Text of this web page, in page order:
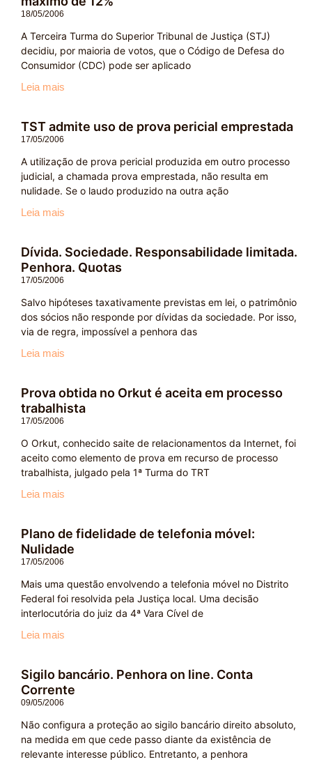
18/05/2006
A Terceira Turma do Superior Tribunal de Justiça (STJ)
decidiu, por maioria de votos, que o Código de Defesa do
Consumidor (CDC) pode ser aplicado
Leia mais
TST admite uso de prova pericial emprestada
17/05/2006
A utilização de prova pericial produzida em outro processo
judicial, a chamada prova emprestada, não resulta em
nulidade. Se o laudo produzido na outra ação
Leia mais
Dívida. Sociedade. Responsabilidade limitada.
Penhora. Quotas
17/05/2006
Salvo hipóteses taxativamente previstas em lei, o patrimônio
dos sócios não responde por dívidas da sociedade. Por isso,
via de regra, impossível a penhora das
Leia mais
Prova obtida no Orkut é aceita em processo
trabalhista
17/05/2006
O Orkut, conhecido saite de relacionamentos da Internet, foi
aceito como elemento de prova em recurso de processo
trabalhista, julgado pela 1ª Turma do TRT
Leia mais
Plano de fidelidade de telefonia móvel:
Nulidade
17/05/2006
Mais uma questão envolvendo a telefonia móvel no Distrito
Federal foi resolvida pela Justiça local. Uma decisão
interlocutória do juiz da 4ª Vara Cível de
Leia mais
Sigilo bancário. Penhora on line. Conta
Corrente
09/05/2006
Não configura a proteção ao sigilo bancário direito absoluto,
na medida em que cede passo diante da existência de
relevante interesse público. Entretanto, a penhora